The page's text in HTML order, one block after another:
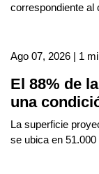
correspondiente
Ago 07, 2026 | 1
El 88% de
una
La superficie
se ubica en